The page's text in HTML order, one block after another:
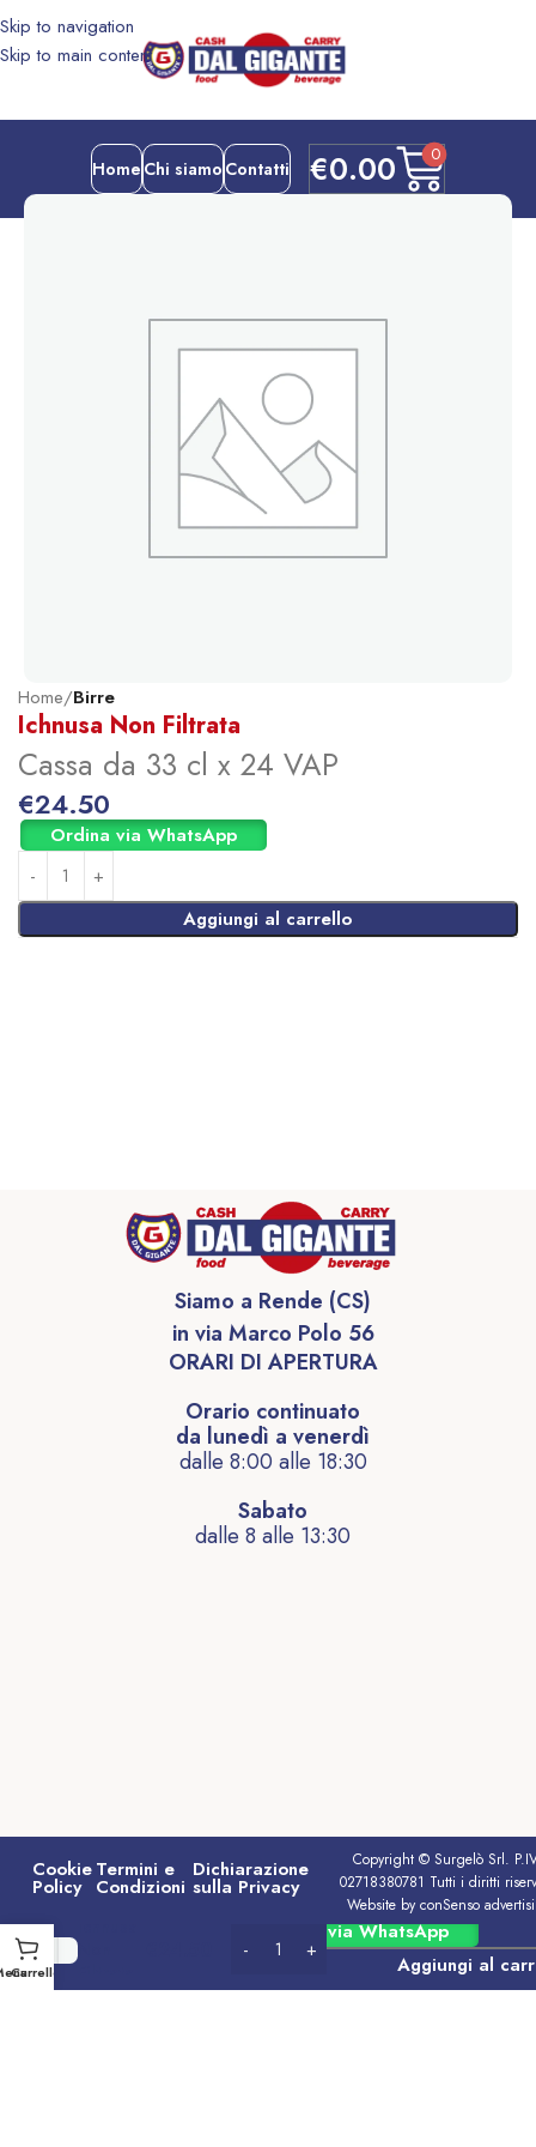
Skip to navigation
Skip to main content
€0.00 0
Home Chi siamo Contatti
Home Birre
Ichnusa Non Filtrata
Cassa da 33 cl x 24 VAP
€24.50
Aggiungi al carrello
Ordina via WhatsApp
Siamo a Rende (CS)
in via Marco Polo 56
ORARI DI APERTURA
Orario continuato
da lunedì a venerdì
dalle 8:00 alle 18:30
Sabato
dalle 8 alle 13:30
Cookie
Policy
Termini e
Condizioni
Dichiarazione
sulla Privacy
Copyright © Surgelò Srl.
02718380781 Tutti i diritti
Website by conSenso
Aggiungi al
Ordina via WhatsApp
Carrello